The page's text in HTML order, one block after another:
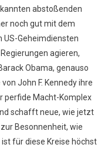
abstoßenden
noch gut mit dem
US-Geheimdiensten
agieren,
Obama, genauso
John F. Kennedy ihre
perfide Macht-Komplex
schafft neue, wie jetzt
Besonnenheit, wie
für diese Kreise höchst